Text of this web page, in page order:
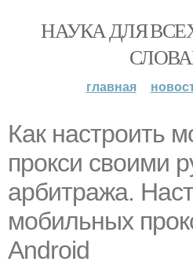
НАУКА ДЛЯ
главная
Как настроить
прокси своими
арбитража.
мобильных
Android